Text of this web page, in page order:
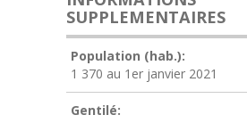
SUPPLEMENTAIRES
Population (hab.):
1 370 au 1er janvier 2021
Gentilé: